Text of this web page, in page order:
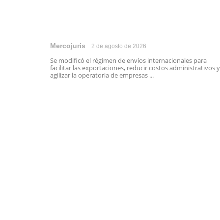
Mercojuris 2 de agosto de 2026
Se modificó el régimen de envíos internacionales para
facilitar las exportaciones, reducir costos administrativos y
agilizar la operatoria de empresas ...